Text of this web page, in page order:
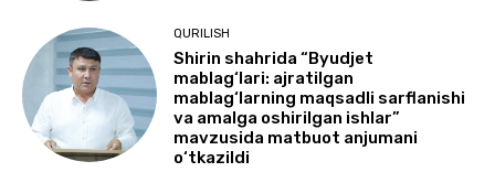
QURILISH
Shirin shahrida “Byudjet
mablag‘lari: ajratilgan
mablag‘larning maqsadli sarflanishi
va amalga oshirilgan ishlar”
mavzusida matbuot anjumani
o‘tkazildi